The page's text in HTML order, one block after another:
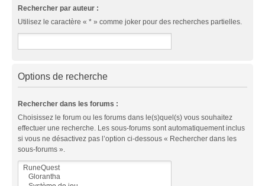
Rechercher par auteur :
Utilisez le caractère « * » comme joker pour des recherches partielles.
Options de recherche
Rechercher dans les forums :
Choisissez le forum ou les forums dans le(s)quel(s) vous souhaitez
effectuer une recherche. Les sous-forums sont automatiquement inclus
si vous ne désactivez pas l’option ci-dessous « Rechercher dans les
sous-forums ».